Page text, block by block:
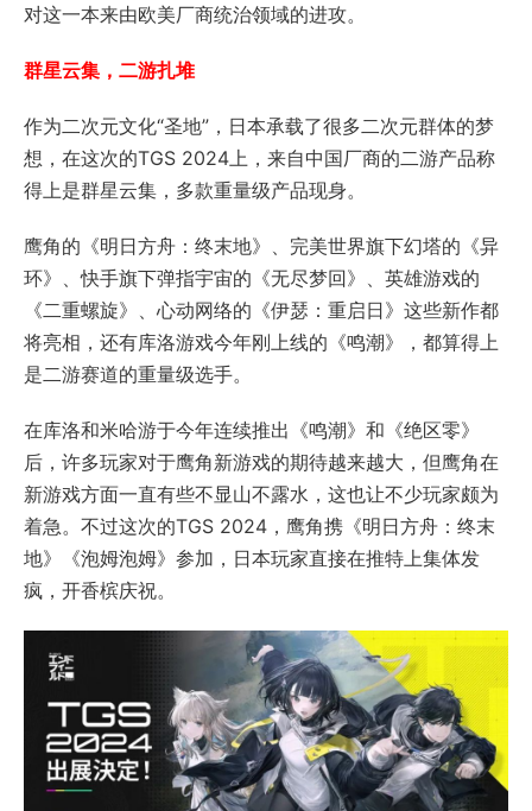
对这一本来由欧美厂商统治领域的进攻。
群星云集，二游扎堆
作为二次元文化“圣地”，日本承载了很多二次元群体的梦
想，在这次的TGS 2024上，来自中国厂商的二游产品称
得上是群星云集，多款重量级产品现身。
鹰角的《明日方舟：终末地》、完美世界旗下幻塔的《异
环》、快手旗下弹指宇宙的《无尽梦回》、英雄游戏的
《二重螺旋》、心动网络的《伊瑟：重启日》这些新作都
将亮相，还有库洛游戏今年刚上线的《鸣潮》，都算得上
是二游赛道的重量级选手。
在库洛和米哈游于今年连续推出《鸣潮》和《绝区零》
后，许多玩家对于鹰角新游戏的期待越来越大，但鹰角在
新游戏方面一直有些不显山不露水，这也让不少玩家颇为
着急。不过这次的TGS 2024，鹰角携《明日方舟：终末
地》《泡姆泡姆》参加，日本玩家直接在推特上集体发
疯，开香槟庆祝。